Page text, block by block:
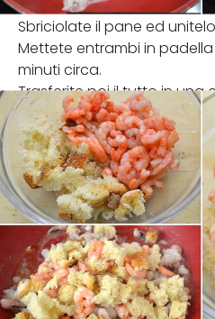
Sbriciolate il pane ed
Mettete entrambi in
minuti circa.
Trasferite poi il tutto in una